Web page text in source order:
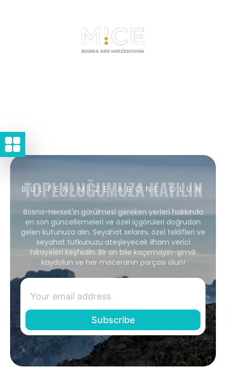
BÜLTENIMIZE ABONE OLUN
TOPLULUĞUMUZA KATILIN
Bosna-Hersek'in görülmesi gereken yerleri hakkında
en son güncellemeleri ve özel içgörüleri doğrudan
gelen kutunuza alın. Seyahat sırlarını, özel teklifleri ve
seyahat tutkunuzu ateşleyecek ilham verici
hikayeleri keşfedin. Bir an bile kaçırmayın–şimdi
kaydolun ve her maceranın parçası olun!